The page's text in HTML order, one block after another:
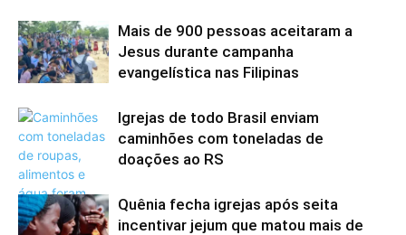
Mais de 900 pessoas aceitaram a
Jesus durante campanha
evangelística nas Filipinas
Igrejas de todo Brasil enviam
caminhões com toneladas de
doações ao RS
Quênia fecha igrejas após seita
incentivar jejum que matou mais de